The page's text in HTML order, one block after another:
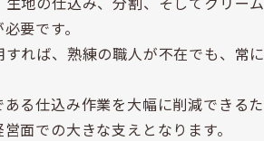
要です。
れば、熟練の職人が不在でも、常
る仕込み作業を大幅に削減できる
面での大きな支えとなります。